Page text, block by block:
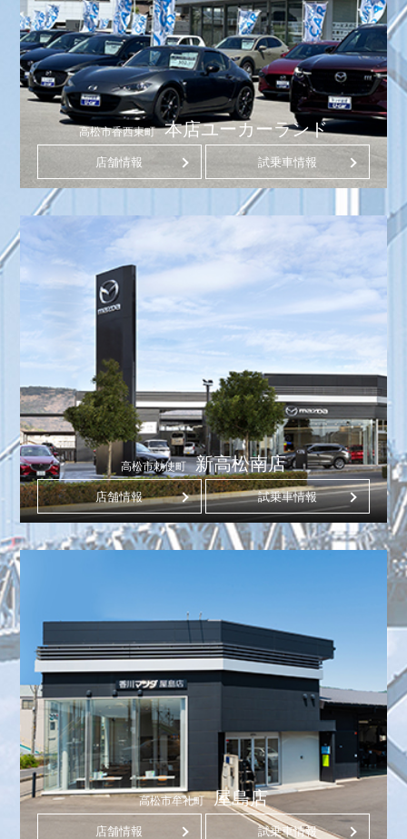
高松市香西東町 本店ユーカーランド
店舗情報 試乗車情報
高松市勅使町 新高松南店
店舗情報 試乗車情報
高松市牟礼町 屋島店
店舗情報 試乗車情報